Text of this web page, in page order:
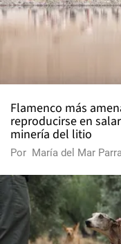
Flamenco más
reproducirse en
minería del litio
Por María del Mar